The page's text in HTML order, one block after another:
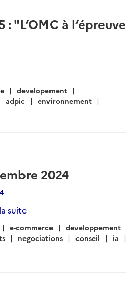
"L’OMC à l’épreuve
developement
adpic
environnement
2024
suite
e-commerce
developpement
negociations conseil
ia